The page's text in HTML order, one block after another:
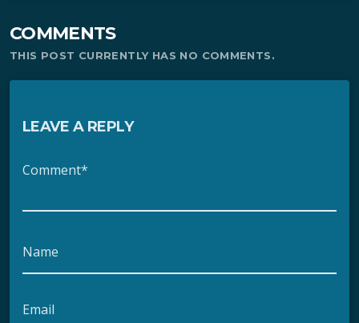
COMMENTS
THIS POST CURRENTLY HAS NO COMMENTS.
LEAVE A REPLY
Comment*
Name
Email